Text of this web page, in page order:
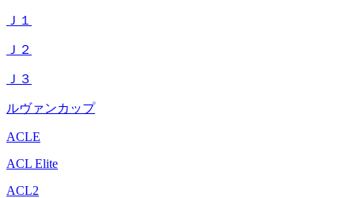
Ｊ１
Ｊ２
Ｊ３
ルヴァンカップ
ACLE
ACL Elite
ACL2